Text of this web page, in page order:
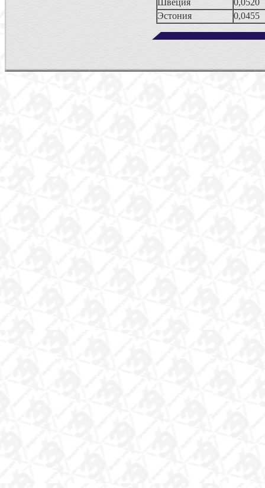
Швеция
0,0520
Эстония
0,0455